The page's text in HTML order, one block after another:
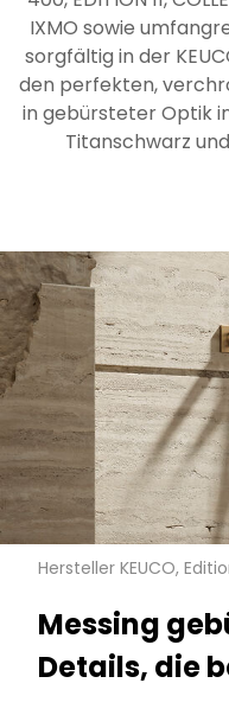
IXMO sowie
sorgfältig in der
den perfekten,
in gebürsteter Optik
Titanschwarz
Hersteller KEUCO,
Messing
Details, die